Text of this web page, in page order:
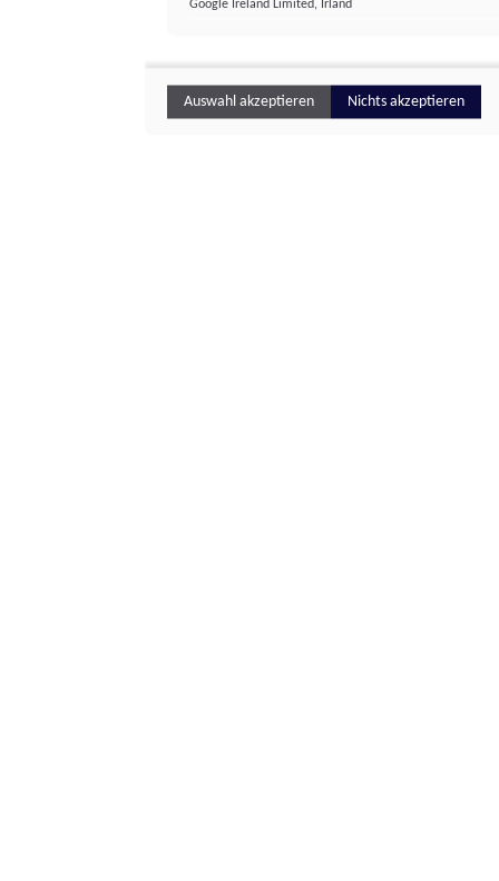
Google Ireland Limited, Irland
Auswahl akzeptieren Nichts akzeptieren